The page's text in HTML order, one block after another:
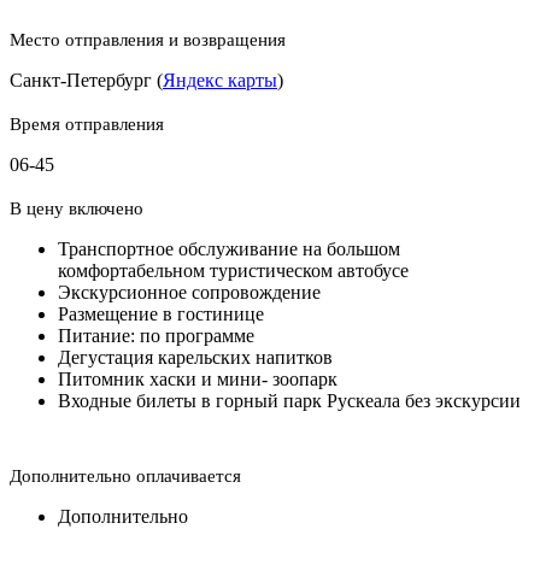
Место отправления и возвращения
Санкт-Петербург (Яндекс карты)
Время отправления
06-45
В цену включено
Транспортное обслуживание на большом
комфортабельном туристическом автобусе
Экскурсионное сопровождение
Размещение в гостинице
Питание: по программе
Дегустация карельских напитков
Питомник хаски и мини- зоопарк
Входные билеты в горный парк Рускеала без экскурсии
Дополнительно оплачивается
Дополнительно